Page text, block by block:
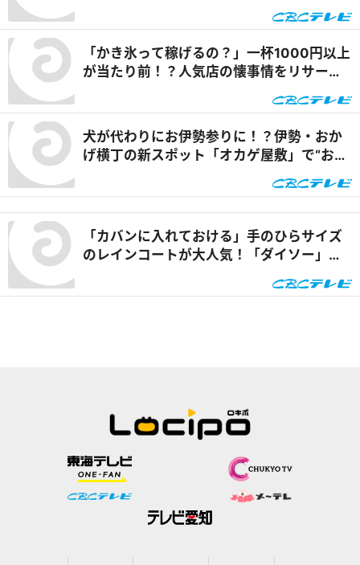
「かき氷って稼げるの？」一杯1000円以上
が当たり前！？人気店の懐事情をリサーチ
犬が代わりにお伊勢参りに！？伊勢・おか
げ横丁の新スポット「オカゲ屋敷」で“おか
「カバンに入れておける」手のひらサイズ
のレインコートが大人気！「ダイソー」で